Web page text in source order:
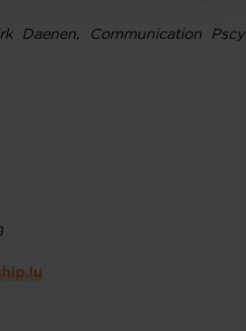
Daenen, Communication